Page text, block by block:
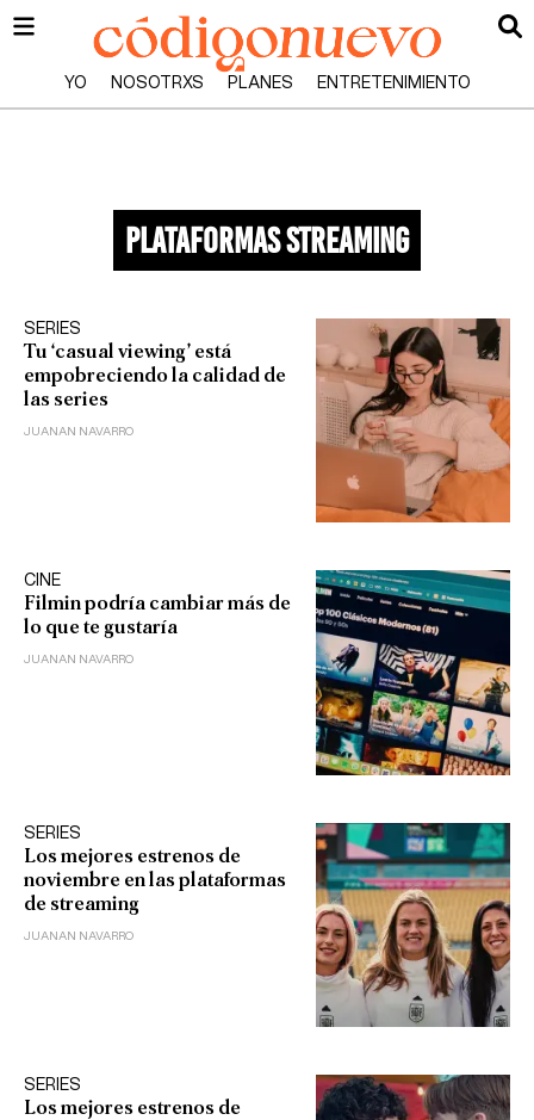
YO NOSOTRXS PLANES ENTRETENIMIENTO
plataformas streaming
SERIES
Tu ‘casual viewing’ está
empobreciendo la calidad de
las series
JUANAN NAVARRO
CINE
Filmin podría cambiar más de
lo que te gustaría
JUANAN NAVARRO
SERIES
Los mejores estrenos de
noviembre en las plataformas
de streaming
JUANAN NAVARRO
SERIES
Los mejores estrenos de